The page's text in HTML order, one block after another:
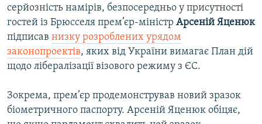
серйозність намірів, безпосередньо у присутності
гостей із Брюсселя прем’єр-міністр Арсеній Яценюк
підписав низку розроблених урядом
законопроектів, яких від України вимагає План дій
щодо лібералізації візового режиму з ЄС.
Зокрема, прем’єр продемонстрував новий зразок
біометричного паспорту. Арсеній Яценюк обіцяє,